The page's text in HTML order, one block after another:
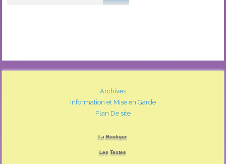
Archives
Information et Mise en Garde
Plan De site
La Boutique
Les Textes